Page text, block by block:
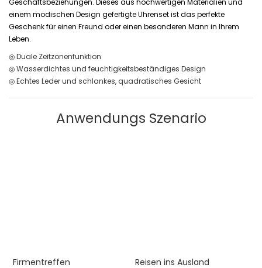
Geschäftsbeziehungen. Dieses aus hochwertigen Materialien und
einem modischen Design gefertigte Uhrenset ist das perfekte
Geschenk für einen Freund oder einen besonderen Mann in Ihrem
Leben.
◎ Duale Zeitzonenfunktion
◎ Wasserdichtes und feuchtigkeitsbeständiges Design
◎ Echtes Leder und schlankes, quadratisches Gesicht
Anwendungs Szenario
Firmentreffen Reisen ins Ausland